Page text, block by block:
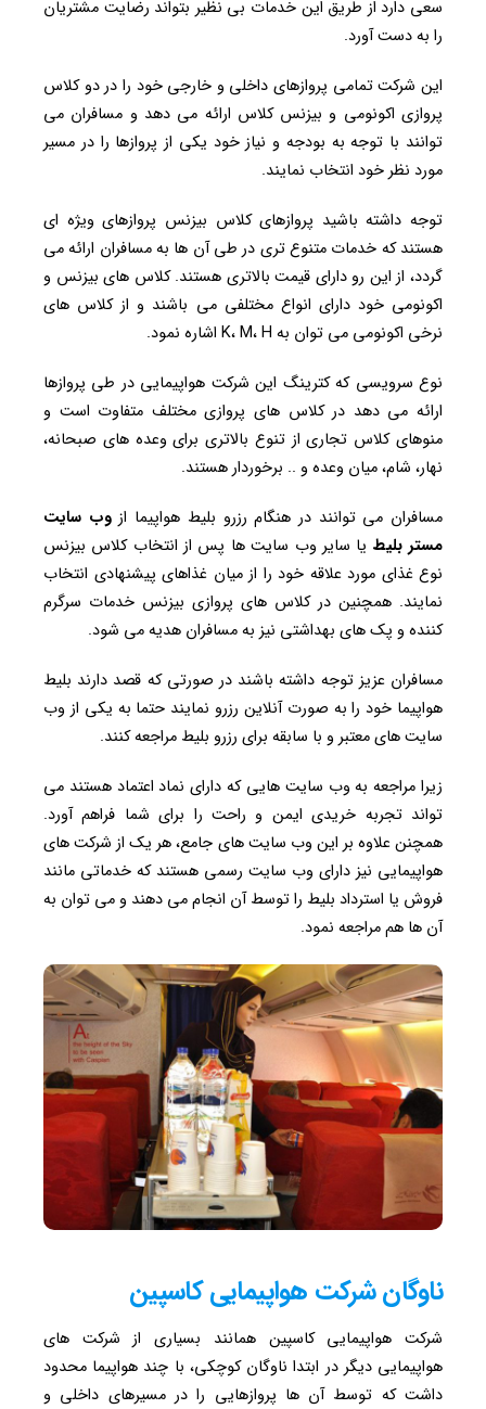
سعی دارد از طریق این خدمات بی نظیر بتواند رضایت مشتریان
را به دست آورد.
این شرکت تمامی پروازهای داخلی و خارجی خود را در دو کلاس
پروازی اکونومی و بیزنس کلاس ارائه می دهد و مسافران می
توانند با توجه به بودجه و نیاز خود یکی از پروازها را در مسیر
مورد نظر خود انتخاب نمایند.
توجه داشته باشید پروازهای کلاس بیزنس پروازهای ویژه ای
هستند که خدمات متنوع تری در طی آن ها به مسافران ارائه می
گردد، از این رو دارای قیمت بالاتری هستند. کلاس های بیزنس و
اکونومی خود دارای انواع مختلفی می باشند و از کلاس های
نرخی اکونومی می توان به K، M، H اشاره نمود.
نوع سرویسی که کترینگ این شرکت هواپیمایی در طی پروازها
ارائه می دهد در کلاس های پروازی مختلف متفاوت است و
منوهای کلاس تجاری از تنوع بالاتری برای وعده های صبحانه،
نهار، شام، میان وعده و .. برخوردار هستند.
مسافران می توانند در هنگام رزرو بلیط هواپیما ازوب سایت
مستر بلیط یا سایر وب سایت ها پس از انتخاب کلاس بیزنس
نوع غذای مورد علاقه خود را از میان غذاهای پیشنهادی انتخاب
نمایند. همچنین در کلاس های پروازی بیزنس خدمات سرگرم
کننده و پک های بهداشتی نیز به مسافران هدیه می شود.
مسافران عزیز توجه داشته باشند در صورتی که قصد دارند بلیط
هواپیما خود را به صورت آنلاین رزرو نمایند حتما به یکی از وب
سایت های معتبر و با سابقه برای رزرو بلیط مراجعه کنند.
زیرا مراجعه به وب سایت هایی که دارای نماد اعتماد هستند می
تواند تجربه خریدی ایمن و راحت را برای شما فراهم آورد.
همچنن علاوه بر این وب سایت های جامع، هر یک از شرکت های
هواپیمایی نیز دارای وب سایت رسمی هستند که خدماتی مانند
فروش یا استرداد بلیط را توسط آن انجام می دهند و می توان به
آن ها هم مراجعه نمود.
ناوگان شرکت هواپیمایی کاسپین
شرکت هواپیمایی کاسپین همانند بسیاری از شرکت های
هواپیمایی دیگر در ابتدا ناوگان کوچکی، با چند هواپیما محدود
داشت که توسط آن ها پروازهایی را در مسیرهای داخلی و